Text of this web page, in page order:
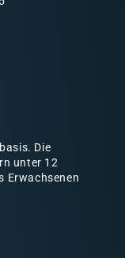
Die
unter 12
Erwachsenen